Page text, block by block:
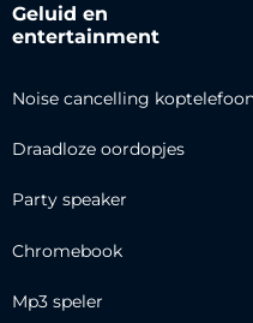
Geluid en
entertainment
Noise cancelling
Draadloze oordopjes
Party speaker
Chromebook
Mp3 speler